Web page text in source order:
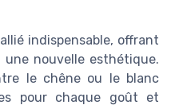
indispensable, offrant
nouvelle esthétique.
le chêne ou le blanc
pour chaque goût et